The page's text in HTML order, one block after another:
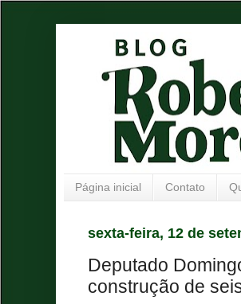
Página inicial Contato
sexta-feira, 12 de
Deputado
construção de